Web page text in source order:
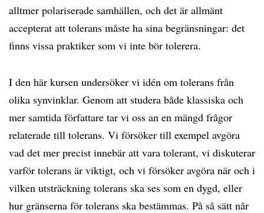
alltmer polariserade samhällen, och det är allmänt
accepterat att tolerans måste ha sina begränsningar: det
finns vissa praktiker som vi inte bör tolerera.
I den här kursen undersöker vi idén om tolerans från
olika synvinklar. Genom att studera både klassiska och
mer samtida författare tar vi oss an en mängd frågor
relaterade till tolerans. Vi försöker till exempel avgöra
vad det mer precist innebär att vara tolerant, vi diskuterar
varför tolerans är viktigt, och vi försöker avgöra när och i
vilken utsträckning tolerans ska ses som en dygd, eller
hur gränserna för tolerans ska bestämmas. På så sätt når